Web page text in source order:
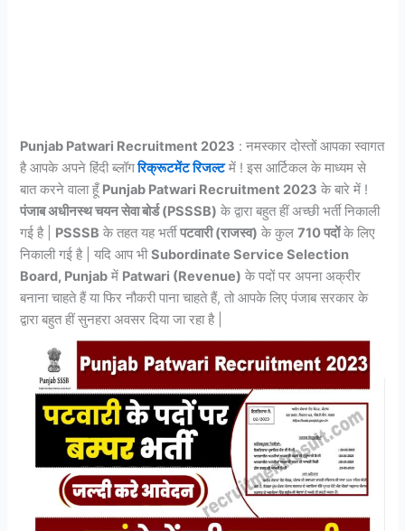
Punjab Patwari Recruitment 2023 : नमस्कार दोस्तों आपका स्वागत
है आपके अपने हिंदी ब्लॉगरिक्रूटमेंट रिजल्टमें ! इस आर्टिकल के माध्यम से
बात करने वाला हूँ Punjab Patwari Recruitment 2023 के बारे में !
पंजाब अधीनस्थ चयन सेवा बोर्ड (PSSSB) के द्वारा बहुत हीं अच्छी भर्ती निकाली
गई है | PSSSB के तहत यह भर्तीपटवारी (राजस्व) के कुल710 पदोंके लिए
निकाली गई है | यदि आप भीSubordinate Service Selection
Board, Punjab में Patwari (Revenue) के पदों पर अपना अक्रीर
बनाना चाहते हैं या फिर नौकरी पाना चाहते हैं, तो आपके लिए पंजाब सरकार के
द्वारा बहुत हीं सुनहरा अवसर दिया जा रहा है |